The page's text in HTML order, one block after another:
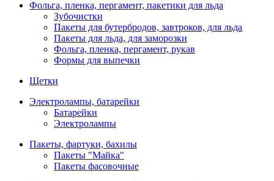
Фольга, пленка, пергамент, пакетики для льда
Зубочистки
Пакеты для бутербродов, завтроков, для льда
Пакеты для льда, для заморозки
Фольга, пленка, пергамент, рукав
Формы для выпечки
Щетки
Электролампы, батарейки
Батарейки
Электролампы
Пакеты, фартуки, бахилы
Пакеты "Майка"
Пакеты фасовочные